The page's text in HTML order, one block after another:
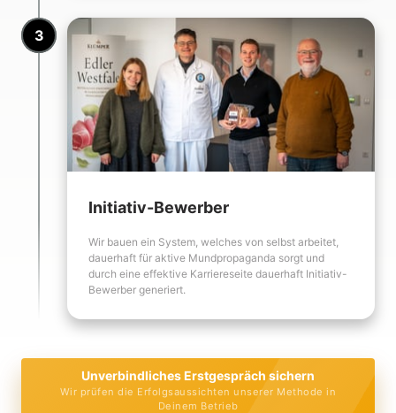
3
Initiativ-Bewerber
Wir bauen ein System, welches von selbst arbeitet,
dauerhaft für aktive Mundpropaganda sorgt und
durch eine effektive Karriereseite dauerhaft Initiativ-
Bewerber generiert.
Unverbindliches Erstgespräch sichern
Wir prüfen die Erfolgsaussichten unserer Methode in
Deinem Betrieb